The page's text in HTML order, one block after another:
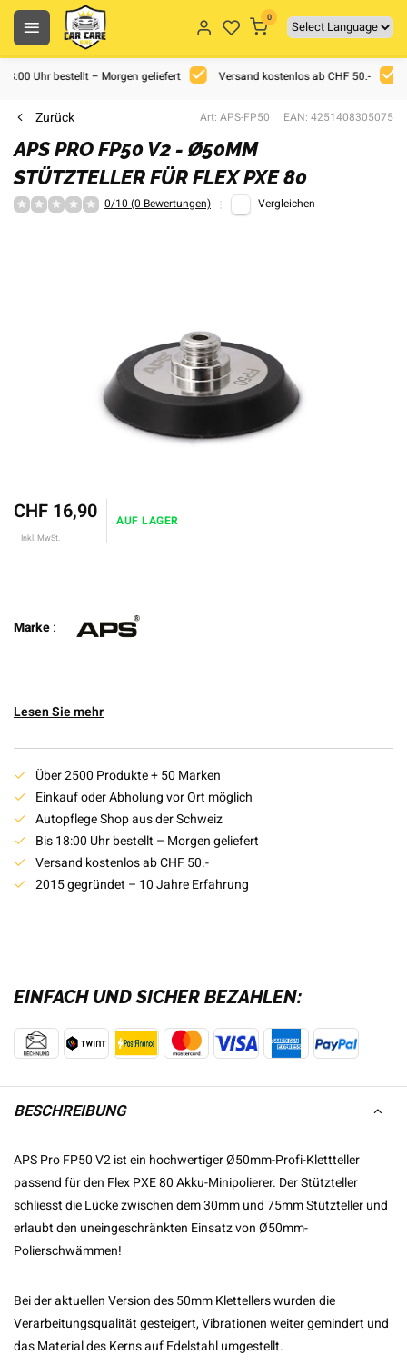
0
Uhr bestellt – Morgen geliefert Versand kostenlos ab CHF 50.-
Zurück Art: APS-FP50 EAN: 4251408305075
APS PRO FP50 V2 - Ø50MM
STÜTZTELLER FÜR FLEX PXE 80
0/10 (0 Bewertungen) Vergleichen
CHF 16,90
Inkl. MwSt.
AUF LAGER
Marke:
Lesen Sie mehr
Über 2500 Produkte + 50 Marken
Einkauf oder Abholung vor Ort möglich
Autopflege Shop aus der Schweiz
Bis 18:00 Uhr bestellt – Morgen geliefert
Versand kostenlos ab CHF 50.-
2015 gegründet – 10 Jahre Erfahrung
EINFACH UND SICHER BEZAHLEN:
BESCHREIBUNG
APS Pro FP50 V2 ist ein hochwertiger Ø50mm-Profi-Klettteller
passend für den Flex PXE 80 Akku-Minipolierer. Der Stützteller
schliesst die Lücke zwischen dem 30mm und 75mm Stützteller und
erlaubt den uneingeschränkten Einsatz von Ø50mm-
Polierschwämmen!
Bei der aktuellen Version des 50mm Klettellers wurden die
Verarbeitungsqualität gesteigert, Vibrationen weiter gemindert und
das Material des Kerns auf Edelstahl umgestellt.